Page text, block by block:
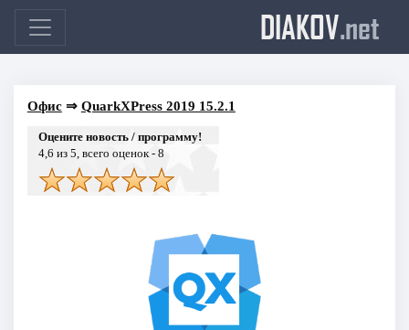
DIAKOV.net
Офис⇒ QuarkXPress 2019 15.2.1
Оцените новость / программу!
4,6 из 5, всего оценок - 8